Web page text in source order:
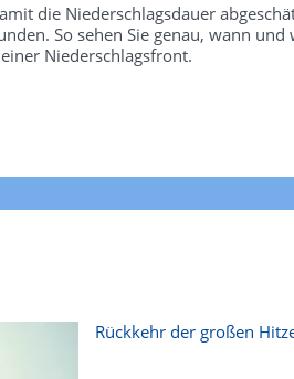
die Niederschlagsdauer
So sehen Sie genau, wann und
Niederschlagsfront.
Rückkehr der großen